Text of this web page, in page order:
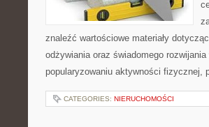
znaleźć wartościowe materiały
odżywiania oraz świadomego
popularyzowaniu aktywności
CATEGORIES: NIERUCHOMOŚCI